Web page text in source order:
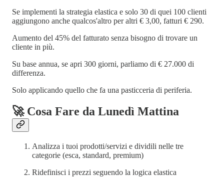
Se implementi la strategia elastica e solo 30 di quei 100 clienti
aggiungono anche qualcos'altro per altri € 3,00, fatturi € 290.
Aumento del 45% del fatturato senza bisogno di trovare un
cliente in più.
Su base annua, se apri 300 giorni, parliamo di € 27.000 di
differenza.
Solo applicando quello che fa una pasticceria di periferia.
🚀 Cosa Fare da Lunedì Mattina
Analizza i tuoi prodotti/servizi e dividili nelle tre
categorie (esca, standard, premium)
Ridefinisci i prezzi seguendo la logica elastica